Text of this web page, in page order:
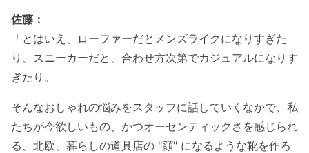
佐藤：
「とはいえ、ローファーだとメンズライクになりすぎた
り、スニーカーだと、合わせ方次第でカジュアルになりす
ぎたり。
そんなおしゃれの悩みをスタッフに話していくなかで、私
たちが今欲しいもの、かつオーセンティックさを感じられ
る、北欧、暮らしの道具店の "顔" になるような靴を作ろ